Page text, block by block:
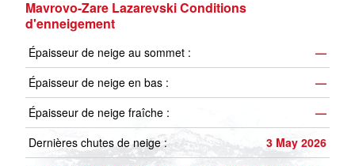
Mavrovo-Zare Lazarevski Conditions
d'enneigement
Épaisseur de neige au sommet :
—
Épaisseur de neige en bas :
—
Épaisseur de neige fraîche :
—
Dernières chutes de neige :
3 May 2026